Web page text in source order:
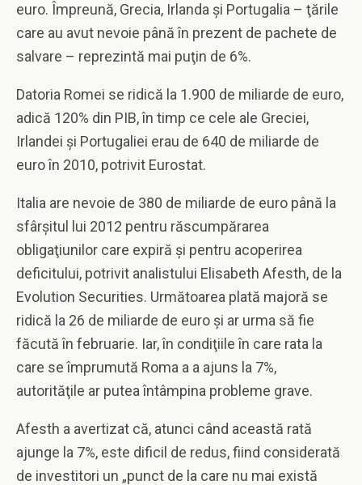
euro. Împreună, Grecia, Irlanda şi Portugalia – ţările
care au avut nevoie până în prezent de pachete de
salvare – reprezintă mai puţin de 6%.
Datoria Romei se ridică la 1.900 de miliarde de euro,
adică 120% din PIB, în timp ce cele ale Greciei,
Irlandei şi Portugaliei erau de 640 de miliarde de
euro în 2010, potrivit Eurostat.
Italia are nevoie de 380 de miliarde de euro până la
sfârşitul lui 2012 pentru răscumpărarea
obligaţiunilor care expiră şi pentru acoperirea
deficitului, potrivit analistului Elisabeth Afesth, de la
Evolution Securities. Următoarea plată majoră se
ridică la 26 de miliarde de euro şi ar urma să fie
făcută în februarie. Iar, în condiţiile în care rata la
care se împrumută Roma a a ajuns la 7%,
autorităţile ar putea întâmpina probleme grave.
Afesth a avertizat că, atunci când această rată
ajunge la 7%, este dificil de redus, fiind considerată
de investitori un „punct de la care nu mai există